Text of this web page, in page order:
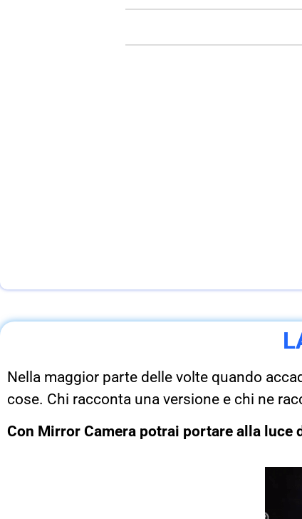
Nella maggior parte delle volte quando
cose. Chi racconta una versione e chi ne
Con Mirror Camera potrai portare alla luce